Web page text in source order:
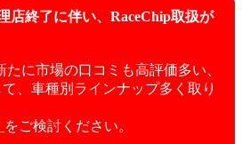
店終了に伴い、RaceChip取扱が
に市場の口コミも高評価多い、
、車種別ラインナップ多く取り
をご検討ください。